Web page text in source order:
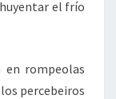
el frío
en rompeolas
percebeiros